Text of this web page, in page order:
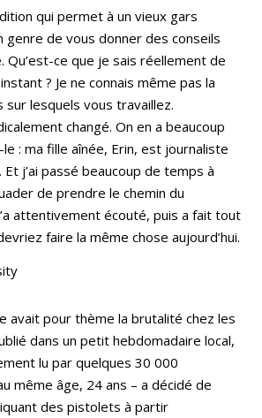
qui permet à un vieux gars
genre de vous donner des conseils
ce que je sais réellement de
? Je ne connais même pas la
sur lesquels vous travaillez.
changé. On en a beaucoup
: ma fille aînée, Erin, est journaliste
j’ai passé beaucoup de temps à
de prendre le chemin du
attentivement écouté, puis a fait tout
faire la même chose aujourd’hui.
avait pour thème la brutalité chez les
dans un petit hebdomadaire local,
lu par quelques 30 000
même âge, 24 ans – a décidé de
des pistolets à partir